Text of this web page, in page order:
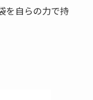
を自らの力で持